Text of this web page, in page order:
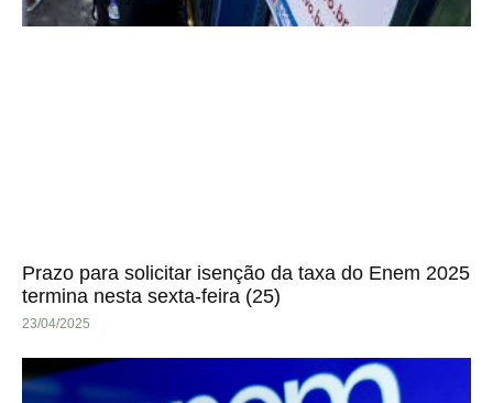
Prazo para solicitar isenção da taxa do Enem 2025
termina nesta sexta-feira (25)
23/04/2025